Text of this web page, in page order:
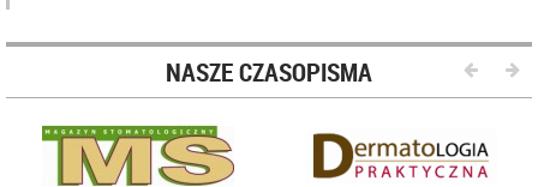
NASZE CZASOPISMA